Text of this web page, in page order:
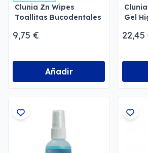
Clunia Zn Wipes
Toallitas Bucodentales
9,75 €
Añadir
Gel
22,45